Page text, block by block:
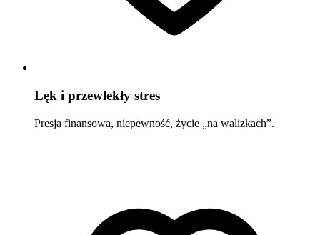
Lęk i przewlekły stres
Presja finansowa, niepewność, życie „na walizkach”.